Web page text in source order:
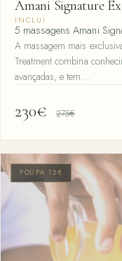
Amani Signature
INCLUI
5 massagens Amani
A massagem mais
Treatment combina
avançadas, e tem…
230€ 275€
POUPA 15€